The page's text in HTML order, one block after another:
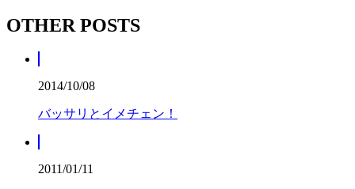
OTHER POSTS
2014/10/08
バッサリとイメチェン！
2011/01/11